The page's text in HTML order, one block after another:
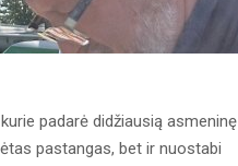
padarė didžiausią asmeninę
pastangas, bet ir nuostabi